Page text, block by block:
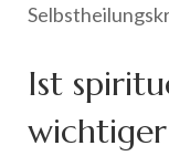
Ist